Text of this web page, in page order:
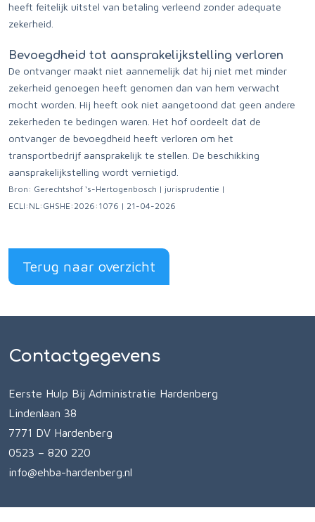
heeft feitelijk uitstel van betaling verleend zonder adequate
zekerheid.
Bevoegdheid tot aansprakelijkstelling verloren
De ontvanger maakt niet aannemelijk dat hij niet met minder
zekerheid genoegen heeft genomen dan van hem verwacht
mocht worden. Hij heeft ook niet aangetoond dat geen andere
zekerheden te bedingen waren. Het hof oordeelt dat de
ontvanger de bevoegdheid heeft verloren om het
transportbedrijf aansprakelijk te stellen. De beschikking
aansprakelijkstelling wordt vernietigd.
Bron: Gerechtshof ‘s-Hertogenbosch | jurisprudentie |
ECLI:NL:GHSHE:2026:1076 | 21-04-2026
Terug naar overzicht
Contactgegevens
Eerste Hulp Bij Administratie Hardenberg
Lindenlaan 38
7771 DV Hardenberg
0523 – 820 220
info@ehba-hardenberg.nl